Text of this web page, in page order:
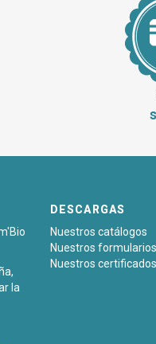
la
DESCARGAS
Nuestros catálogos
Nuestros
Nuestros